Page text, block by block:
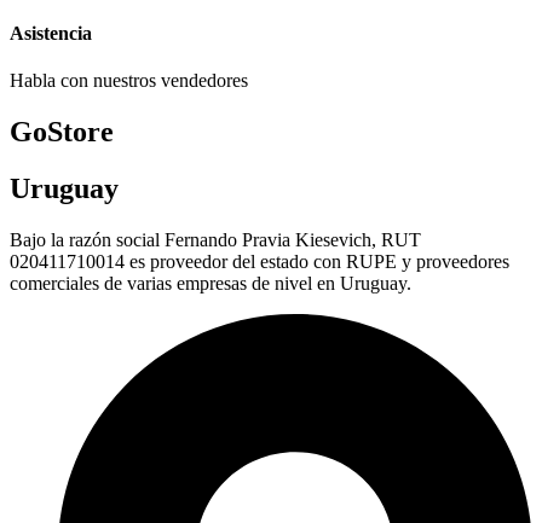
Asistencia
Habla con nuestros vendedores
GoStore
Uruguay
Bajo la razón social Fernando Pravia Kiesevich, RUT
020411710014 es proveedor del estado con RUPE y proveedores
comerciales de varias empresas de nivel en Uruguay.